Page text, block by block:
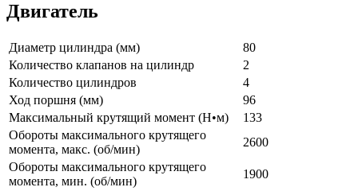
Двигатель
Диаметр цилиндра (мм)
80
Количество клапанов на цилиндр
2
Количество цилиндров
4
Ход поршня (мм)
96
Максимальный крутящий момент (Н•м)
133
Обороты максимального крутящего
момента, макс. (об/мин)
2600
Обороты максимального крутящего
момента, мин. (об/мин)
1900